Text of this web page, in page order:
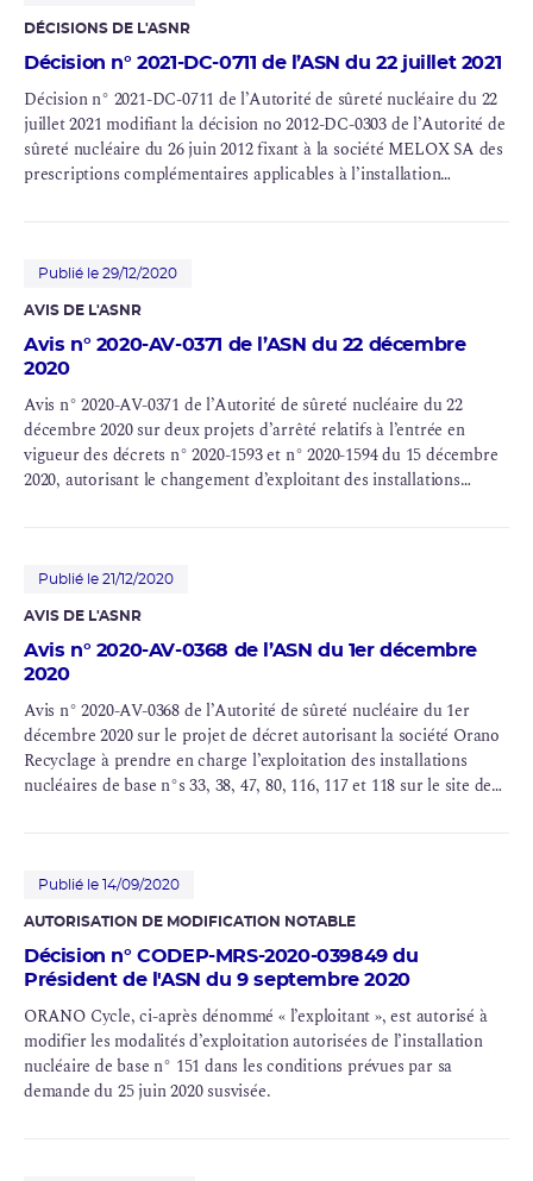
DÉCISIONS DE L'ASNR
Décision n° 2021-DC-0711 de l’ASN du 22 juillet 2021
Décision n° 2021-DC-0711 de l’Autorité de sûreté nucléaire du 22
juillet 2021 modifiant la décision no 2012-DC-0303 de l’Autorité de
sûreté nucléaire du 26 juin 2012 fixant à la société MELOX SA des
prescriptions complémentaires applicables à l’installation
l’Autorité de sûreté nucléaire du 8 janvier 2015 fixant à la société
AREVANC des prescriptions complémentaires, relatives au
l’installation nucléaire de base n° 151 (MELOX) située sur le site
de Marcoule (Gard)
L’Autorité de sûreté nucléaire,
Vu le
Publié le 29/12/2020
AVIS DE L'ASNR
Avis n° 2020-AV-0371 de l’ASN du 22 décembre
2020
Avis n° 2020-AV-0371 de l’Autorité de sûreté nucléaire du 22
décembre 2020 sur deux projets d’arrêté relatifs à l’entrée en
vigueur des décrets n° 2020-1593 et n° 2020-1594 du 15 décembre
2020, autorisant le changement d’exploitant des installations
Publié le 21/12/2020
AVIS DE L'ASNR
Avis n° 2020-AV-0368 de l’ASN du 1er décembre
2020
Avis n° 2020-AV-0368 de l’Autorité de sûreté nucléaire du 1er
décembre 2020 sur le projet de décret autorisant la société Orano
Recyclage à prendre en charge l’exploitation des installations
nucléaires de base n°s 33, 38, 47, 80, 116, 117 et 118 sur le site de
installations nucléaires de base n°s 93, 105, 138, 155, 168, 176, 178
et 179 sur le site du Tricastin et de l’installation nucléaire de base
Publié le 14/09/2020
AUTORISATION DE MODIFICATION NOTABLE
Décision n° CODEP-MRS-2020-039849 du
Président de l'ASN du 9 septembre 2020
ORANO Cycle, ci-après dénommé « l’exploitant », est autorisé à
modifier les modalités d’exploitation autorisées de l’installation
nucléaire de base n° 151 dans les conditions prévues par sa
demande du 25 juin 2020 susvisée.